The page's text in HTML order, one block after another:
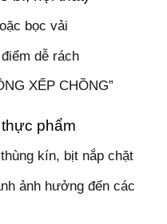
bọc vải
dễ rách
XẾP CHỒNG”
phẩm
kín, bịt nắp chặt
ảnh hưởng đến các